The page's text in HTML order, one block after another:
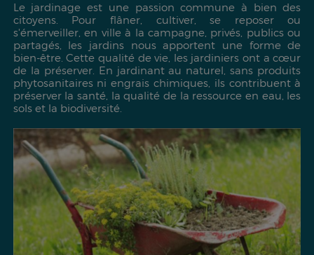
Le jardinage est une passion commune à bien des
citoyens. Pour flâner, cultiver, se reposer ou
s'émerveiller, en ville à la campagne, privés, publics ou
partagés, les jardins nous apportent une forme de
bien-être. Cette qualité de vie, les jardiniers ont a cœur
de la préserver. En jardinant au naturel, sans produits
phytosanitaires ni engrais chimiques, ils contribuent à
préserver la santé, la qualité de la ressource en eau, les
sols et la biodiversité.